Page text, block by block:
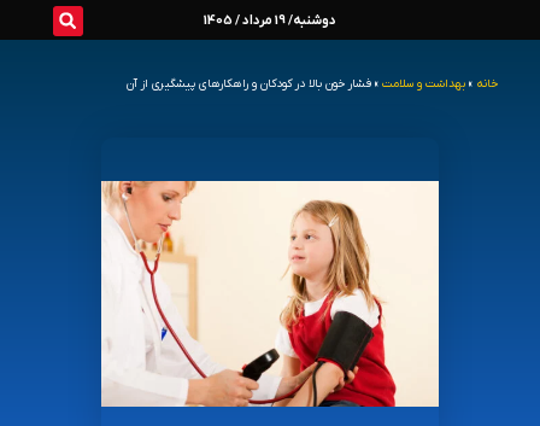
دوشنبه/ 19 مرداد / 1405
خانه » بهداشت و سلامت » فشار خون بالا در کودکان و راهکارهای پیشگیری از آن